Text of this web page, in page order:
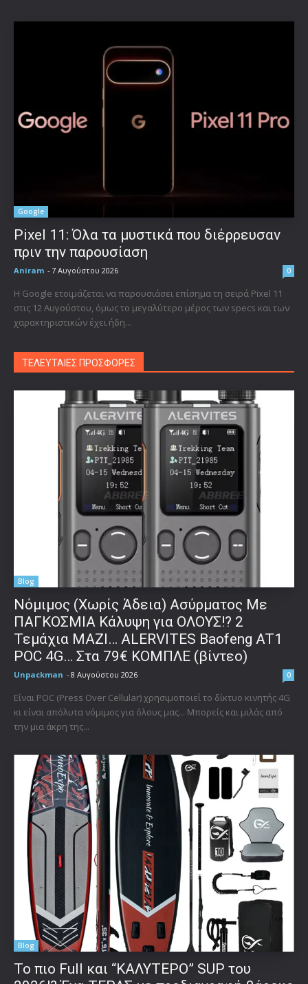
Google
Pixel 11: Όλα τα μυστικά που διέρρευσαν
πριν την παρουσίαση
Aniram - 7 Αυγούστου 2026 0
Η Google ετοιμάζεται να παρουσιάσει επίσημα τη σειρά Pixel 11
στις 12 Αυγούστου, όμως το μεγαλύτερο μέρος των specs και των
χαρακτηριστικών έχει ήδη...
ΤΕΛΕΥΤΑΙΕΣ ΠΡΟΣΦΟΡΕΣ
Blog
Νόμιμος (Χωρίς Άδεια) Ασύρματος Με
ΠΑΓΚΟΣΜΙΑ Κάλυψη για ΟΛΟΥΣ!? 2
Τεμάχια ΜΑΖΙ… ALERVITES Baofeng AT1
POC 4G… Στα 79€ ΚΟΜΠΛΕ (βίντεο)
Unpackman - 8 Αυγούστου 2026 0
Είναι POC (Press Over Cellular) χρησιμοποιεί το δίκτυο κινητής 4G
κι είναι απόλυτα νόμιμος για όλους μας... Μπορείς και μιλάς από
την μια άκρη της...
Blog
To πιο Full και “ΚΑΛΥΤΕΡΟ” SUP του